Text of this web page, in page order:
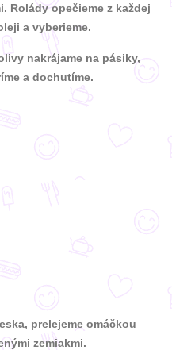
Rolády opečieme z každej
a vyberieme.
nakrájame na pásiky,
a dochutíme.
prelejeme omáčkou
zemiakmi.